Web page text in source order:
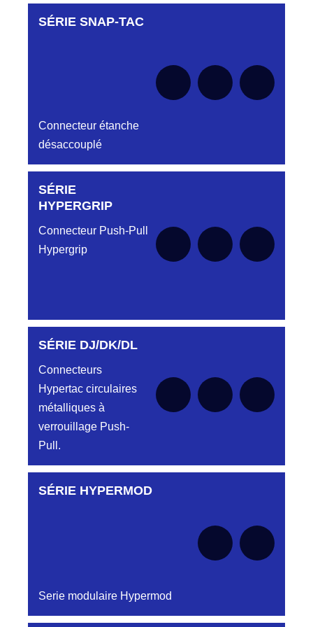
Aucune pièce disponible pour cette série pour
SÉRIE SNAP-TAC
Connecteur étanche
désaccouplé
Aucune pièce disponible pour cette série pour
SÉRIE
HYPERGRIP
Connecteur Push-Pull
Hypergrip
Aucune pièce disponible pour cette série pour
SÉRIE DJ/DK/DL
Connecteurs
Hypertac circulaires
métalliques à
verrouillage Push-
Pull.
Aucune pièce disponible pour cette série pour
SÉRIE HYPERMOD
Serie modulaire Hypermod